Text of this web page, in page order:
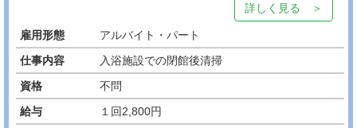
詳しく見る ＞
雇用形態
アルバイト・パート
仕事内容
入浴施設での閉館後清掃
資格
不問
給与
１回2,800円